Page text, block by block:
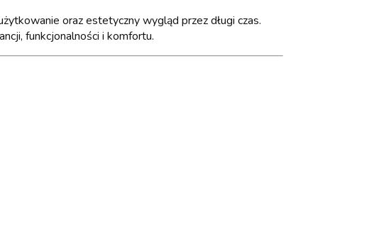
oraz estetyczny wygląd przez długi czas.
funkcjonalności i komfortu.